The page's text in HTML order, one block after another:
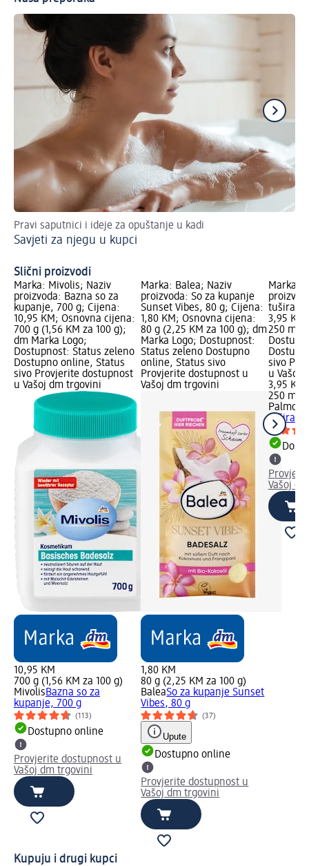
Pravi saputnici i ideje za opuštanje u kadi
Savjeti za njegu u kupci
Slični proizvodi
Marka: Mivolis; Naziv
proizvoda: Bazna so za
kupanje, 700 g; Cijena:
10,95 KM; Osnovna cijena:
700 g (1,56 KM za 100 g);
dm Marka Logo;
Dostupnost: Status zeleno
Dostupno online, Status
sivo Provjerite dostupnost
u Vašoj dm trgovini
10,95 KM
700 g (1,56 KM za 100 g)
MivolisBazna so za
kupanje, 700 g
(113)
Dostupno online
Provjerite dostupnost u
Vašoj dm trgovini
Marka: Balea; Naziv
proizvoda: So za kupanje
Sunset Vibes, 80 g; Cijena:
1,80 KM; Osnovna cijena:
80 g (2,25 KM za 100 g); dm
Marka Logo; Dostupnost:
Status zeleno Dostupno
online, Status sivo
Provjerite dostupnost u
Vašoj dm trgovini
1,80 KM
80 g (2,25 KM za 100 g)
BaleaSo za kupanje Sunset
Vibes, 80 g
(37)
Upute
Dostupno online
Provjerite dostupnost u
Vašoj dm trgovini
Marka:
3,95
250 ml
sivo
u Vašoj
3,95 KM
250 ml
Vašoj
Kupuju i drugi kupci